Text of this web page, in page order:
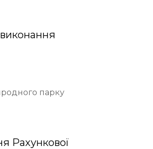
парку
Рахункової